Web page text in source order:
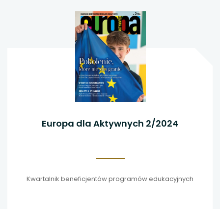
Europa dla Aktywnych 2/2024
Kwartalnik beneficjentów programów edukacyjnych